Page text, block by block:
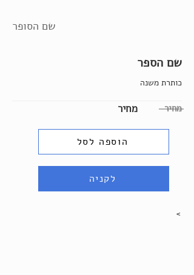
שם הסופר
שם הספר
כותרת משנה
מחיר מחיר
הוספה לסל
לקניה
>